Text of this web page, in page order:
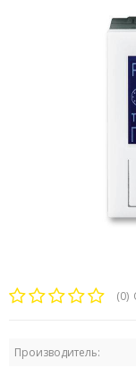
(0)
Производитель: